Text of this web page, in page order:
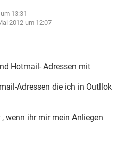
HARDWARE
INSTAGRAM
IOS
INSTAGRAM
TIKTOK
13:31
2012 um 12:07
Hotmail- Adressen mit
Adressen die ich in Outllok
wenn ihr mir mein Anliegen